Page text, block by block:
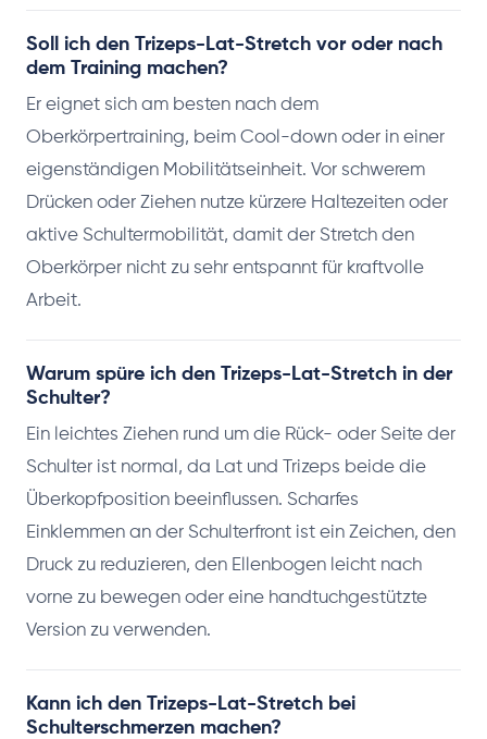
Soll ich den Trizeps-Lat-Stretch vor oder nach
dem Training machen?
Er eignet sich am besten nach dem
Oberkörpertraining, beim Cool-down oder in einer
eigenständigen Mobilitätseinheit. Vor schwerem
Drücken oder Ziehen nutze kürzere Haltezeiten oder
aktive Schultermobilität, damit der Stretch den
Oberkörper nicht zu sehr entspannt für kraftvolle
Arbeit.
Warum spüre ich den Trizeps-Lat-Stretch in der
Schulter?
Ein leichtes Ziehen rund um die Rück- oder Seite der
Schulter ist normal, da Lat und Trizeps beide die
Überkopfposition beeinflussen. Scharfes
Einklemmen an der Schulterfront ist ein Zeichen, den
Druck zu reduzieren, den Ellenbogen leicht nach
vorne zu bewegen oder eine handtuchgestützte
Version zu verwenden.
Kann ich den Trizeps-Lat-Stretch bei
Schulterschmerzen machen?